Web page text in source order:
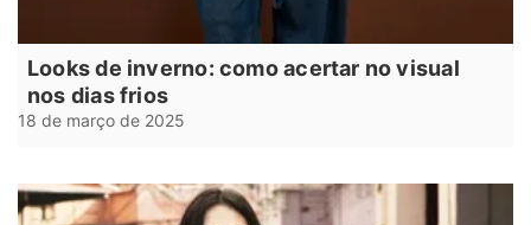
Looks de inverno: como acertar no visual
nos dias frios
18 de março de 2025